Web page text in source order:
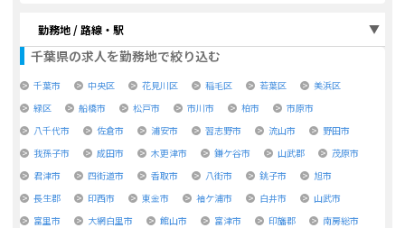
勤務地 / 路線・駅
千葉県の求人を勤務地で絞り込む
千葉市 中央区 花見川区 稲毛区 若葉区
美浜区
緑区
船橋市 松戸市 市川市 柏市
市原市
八千代市
佐倉市 浦安市 習志野市 流山市
野田市
我孫子市
成田市 木更津市 鎌ケ谷市 山武郡
茂原市
君津市
四街道市 香取市 八街市 銚子市
旭市
長生郡
印西市 東金市 袖ケ浦市 白井市
山武市
富里市
大網白里市 館山市 富津市 印旛郡
南房総市